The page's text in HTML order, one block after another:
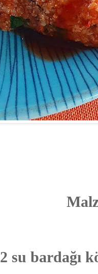
2 su bardağı